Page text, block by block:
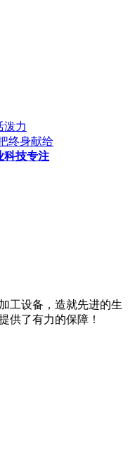
泼力
终身献给
科技专注
工设备，造就先进的生
供了有力的保障！